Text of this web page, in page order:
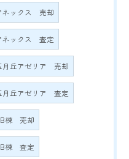
ネックス 売却
ネックス 査定
月丘アゼリア 売却
月丘アゼリア 査定
B棟 売却
B棟 査定